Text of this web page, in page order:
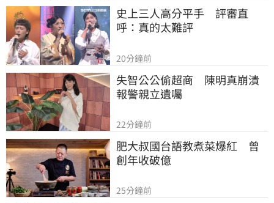
史上三人高分平手　評審直
呼：真的太難評
20分鐘前
失智公公偷超商　陳明真崩潰
報警親立遺囑
22分鐘前
肥大叔國台語教煮菜爆紅　曾
創年收破億
25分鐘前